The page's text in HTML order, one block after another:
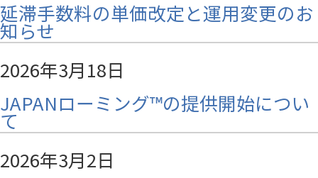
延滞手数料の単価改定と運用変更のお
知らせ
2026年3月18日
JAPANローミング™の提供開始につい
て
2026年3月2日